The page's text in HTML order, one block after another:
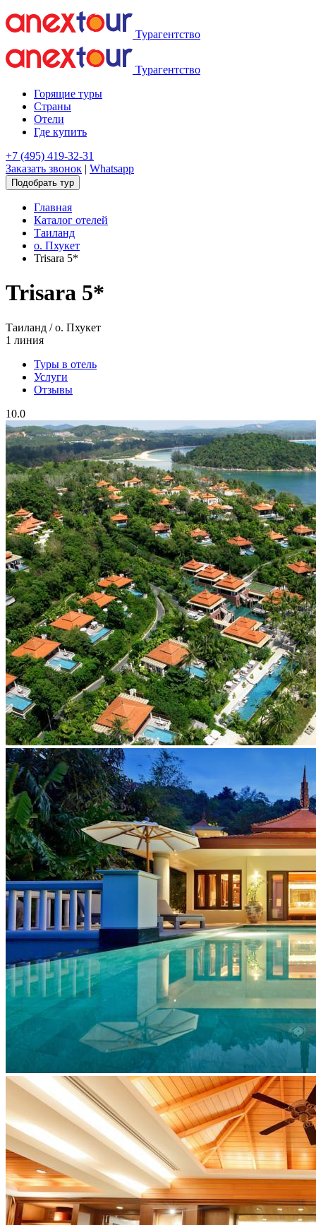
Турагентство
Турагентство
Горящие туры
Страны
Отели
Где купить
+7 (495) 419-32-31
Заказать звонок | Whatsapp
Подобрать тур
Главная
Каталог отелей
Таиланд
о. Пхукет
Trisara 5*
Trisara 5*
Таиланд / о. Пхукет
1 линия
Туры в отель
Услуги
Отзывы
10.0